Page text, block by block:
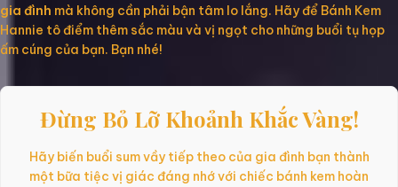
gia đình mà không cần phải bận tâm lo lắng. Hãy để Bánh Kem
Hannie tô điểm thêm sắc màu và vị ngọt cho những buổi tụ họp
ấm cúng của bạn. Bạn nhé!
Đừng Bỏ Lỡ Khoảnh Khắc Vàng!
Hãy biến buổi sum vầy tiếp theo của gia đình bạn thành
một bữa tiệc vị giác đáng nhớ với chiếc bánh kem hoàn